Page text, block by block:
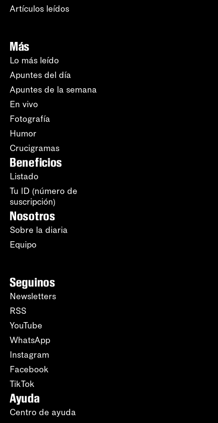
Artículos leídos
Más
Lo más leído
Apuntes del día
Apuntes de la semana
En vivo
Fotografía
Humor
Crucigramas
Beneficios
Listado
Tu ID (número de
suscripción)
Nosotros
Sobre la diaria
Equipo
Seguinos
Newsletters
RSS
YouTube
WhatsApp
Instagram
Facebook
TikTok
Ayuda
Centro de ayuda